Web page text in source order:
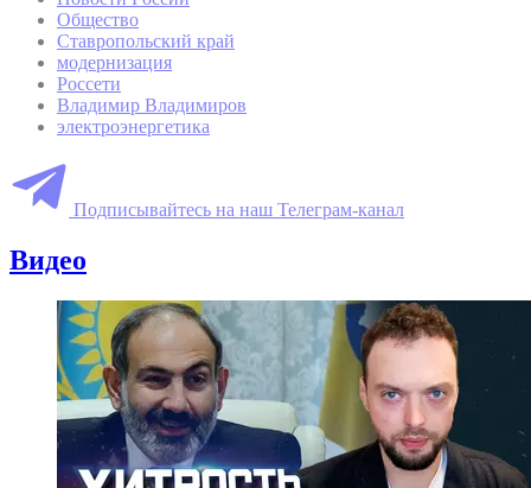
Общество
Ставропольский край
модернизация
Россети
Владимир Владимиров
электроэнергетика
Подписывайтесь на наш Телеграм-канал
Видео